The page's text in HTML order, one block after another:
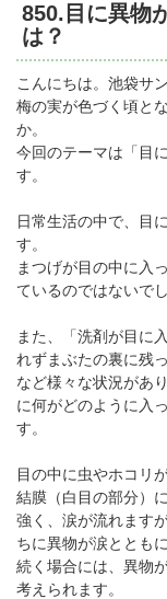
診察の流れ
リンク
よくある質問
メールマガジン
パンフレットのダウ
点眼液・眼軟膏につ
コンタクトレンズ診
コンタクトレンズの
初めてコンタクトレ
方へ
850.目に異物
は？
こんにちは。池袋サ
梅の実が色づく頃と
か。
今回のテーマは「目
す。
日常生活の中で、目
す。
まつげが目の中に入
ているのではないで
また、「洗剤が目に
れずまぶたの裏に残
など様々な状況があ
に何がどのように入
す。
目の中に虫やホコリ
結膜（白目の部分）
強く、涙が流れます
ちに異物が涙ととも
続く場合には、異物
考えられます。